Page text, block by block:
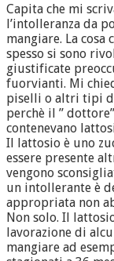
Capita che mi
l’intolleranza da
mangiare. La cosa
spesso si sono
giustificate
fuorvianti. Mi
piselli o altri tipi
perchè il ”
contenevano
Il lattosio è uno
essere presente
vengono
un intollerante è
appropriata non
Non solo. Il
lavorazione di
mangiare ad